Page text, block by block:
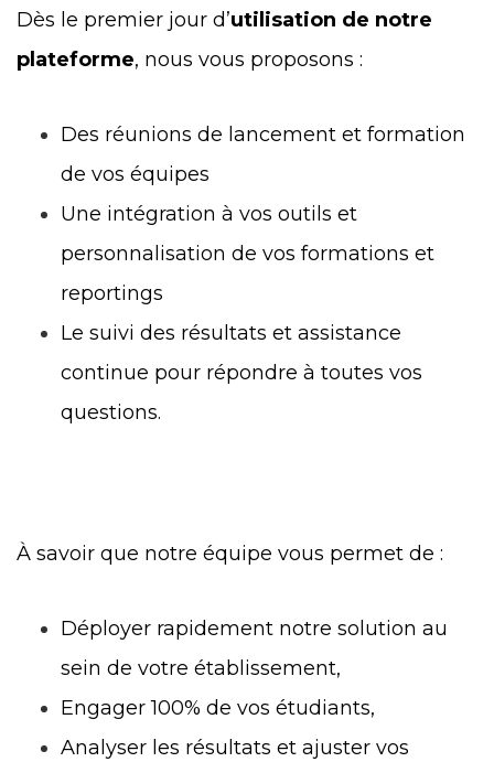
Dès le premier jour d’utilisation de notre
plateforme, nous vous proposons :
Des réunions de lancement et formation
de vos équipes
Une intégration à vos outils et
personnalisation de vos formations et
reportings
Le suivi des résultats et assistance
continue pour répondre à toutes vos
questions.
À savoir que notre équipe vous permet de :
Déployer rapidement notre solution au
sein de votre établissement,
Engager 100% de vos étudiants,
Analyser les résultats et ajuster vos